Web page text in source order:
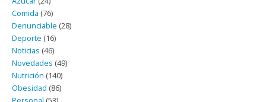
Comida (76)
Denunciable (28)
Deporte (16)
Noticias (46)
Novedades (49)
Nutrición (140)
Obesidad (86)